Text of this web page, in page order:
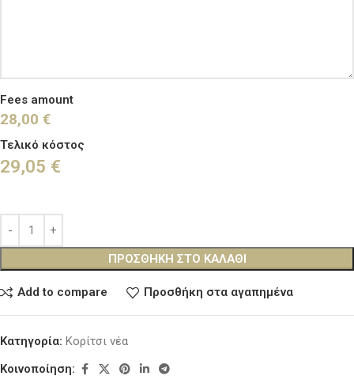
Fees amount
28,00 €
Τελικό κόστος
29,05 €
ΠΡΟΣΘΉΚΗ ΣΤΟ ΚΑΛΆΘΙ
Add to compare Προσθήκη στα αγαπημένα
Κατηγορία: Κορίτσι νέα
Κοινοποίηση: